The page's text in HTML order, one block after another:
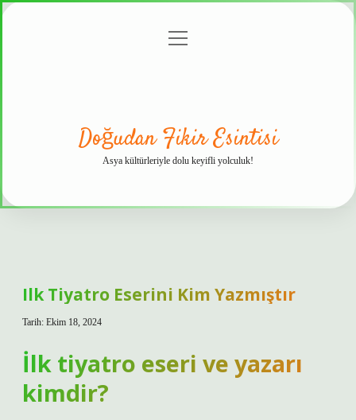
menüyü
Doğudan Fikir Esintisi
Asya kültürleriyle dolu keyifli yolculuk!
Ilk Tiyatro Eserini Kim Yazmıştır
Tarih: Ekim 18, 2024
İlk tiyatro eseri ve yazarı
kimdir?